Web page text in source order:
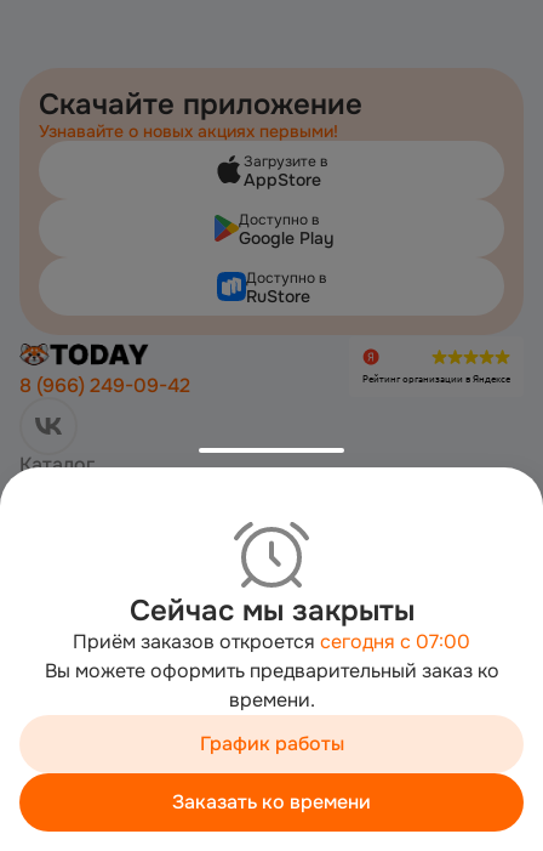
Мы используем cookies для быстрой работы сайта. Для
Продолжая пользоваться сайтом, вы принимаете
Хорошо
Каталог Акции Профиль
Сейчас мы закрыты
Приём заказов откроется сегодня с 07:00
Вы можете оформить предварительный заказ ко
времени.
График работы
Заказать ко времени
Скачайте приложение
Узнавайте о новых акциях первыми!
Загрузите в
AppStore
Доступно в
Google Play
Доступно в
RuStore
8 (966) 249-09-42 Рейтинг организации в Яндексе
Каталог
бургерная ToDAY I Чебоксары I + доставка
Политика конфиденциальности
Пользовательское соглашение
Публичная оферта
Работает на технологии